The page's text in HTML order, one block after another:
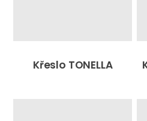
Křeslo TONELLA